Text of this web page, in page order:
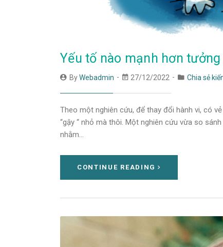
Yếu tố nào mạnh hơn
ByWebadmin 27/12/2022 Chia sẻ
Theo một nghiên cứu, để thay đổi hành vi, có
“gậy “ nhỏ mà thôi. Một nghiên cứu vừa so
nhằm…
CONTINUE READING